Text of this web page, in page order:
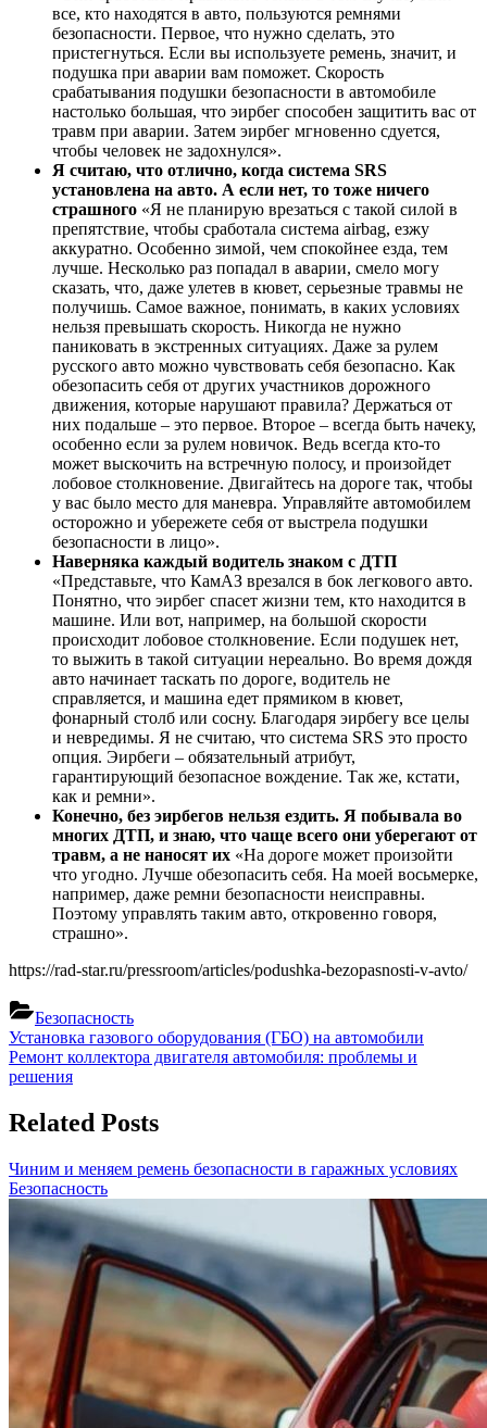
все, кто находятся в авто, пользуются ремнями
безопасности. Первое, что нужно сделать, это
пристегнуться. Если вы используете ремень, значит, и
подушка при аварии вам поможет. Скорость
срабатывания подушки безопасности в автомобиле
настолько большая, что эирбег способен защитить вас от
травм при аварии. Затем эирбег мгновенно сдуется,
чтобы человек не задохнулся».
Я считаю, что отлично, когда система SRS
установлена на авто. А если нет, то тоже ничего
страшного «Я не планирую врезаться с такой силой в
препятствие, чтобы сработала система airbag, езжу
аккуратно. Особенно зимой, чем спокойнее езда, тем
лучше. Несколько раз попадал в аварии, смело могу
сказать, что, даже улетев в кювет, серьезные травмы не
получишь. Самое важное, понимать, в каких условиях
нельзя превышать скорость. Никогда не нужно
паниковать в экстренных ситуациях. Даже за рулем
русского авто можно чувствовать себя безопасно. Как
обезопасить себя от других участников дорожного
движения, которые нарушают правила? Держаться от
них подальше – это первое. Второе – всегда быть начеку,
особенно если за рулем новичок. Ведь всегда кто-то
может выскочить на встречную полосу, и произойдет
лобовое столкновение. Двигайтесь на дороге так, чтобы
у вас было место для маневра. Управляйте автомобилем
осторожно и убережете себя от выстрела подушки
безопасности в лицо».
Наверняка каждый водитель знаком с ДТП
«Представьте, что КамАЗ врезался в бок легкового авто.
Понятно, что эирбег спасет жизни тем, кто находится в
машине. Или вот, например, на большой скорости
происходит лобовое столкновение. Если подушек нет,
то выжить в такой ситуации нереально. Во время дождя
авто начинает таскать по дороге, водитель не
справляется, и машина едет прямиком в кювет,
фонарный столб или сосну. Благодаря эирбегу все целы
и невредимы. Я не считаю, что система SRS это просто
опция. Эирбеги – обязательный атрибут,
гарантирующий безопасное вождение. Так же, кстати,
как и ремни».
Конечно, без эирбегов нельзя ездить. Я побывала во
многих ДТП, и знаю, что чаще всего они уберегают от
травм, а не наносят их «На дороге может произойти
что угодно. Лучше обезопасить себя. На моей восьмерке,
например, даже ремни безопасности неисправны.
Поэтому управлять таким авто, откровенно говоря,
страшно».
https://rad-star.ru/pressroom/articles/podushka-bezopasnosti-v-avto/
Безопасность
Навигация
по
Previous
Post:
Установка газового оборудования (ГБО) на автомобили
Next
Post:
Ремонт коллектора двигателя автомобиля: проблемы и
решения
Related Posts
Чиним и меняем ремень безопасности в гаражных условиях
Безопасность